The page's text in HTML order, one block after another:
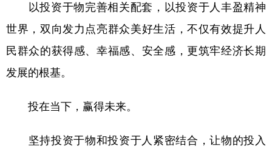
以投资于物完善相关配套，以投资于人丰盈精神
世界，双向发力点亮群众美好生活，不仅有效提升人
民群众的获得感、幸福感、安全感，更筑牢经济长期
发展的根基。
投在当下，赢得未来。
坚持投资于物和投资于人紧密结合，让物的投入